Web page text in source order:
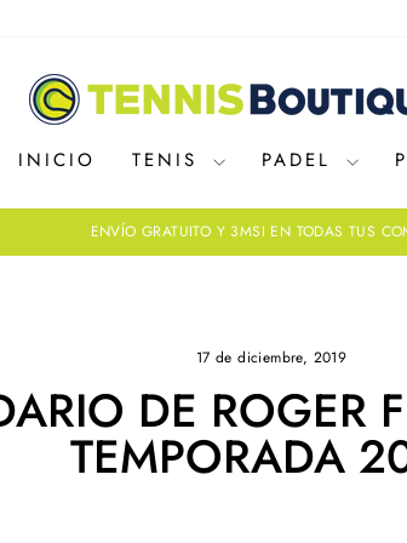
INICIO TENIS PADEL
ENVÍO GRATUITO Y 3MSI EN TODAS TUS
17 de diciembre, 2019
DE ROGER
TEMPORADA